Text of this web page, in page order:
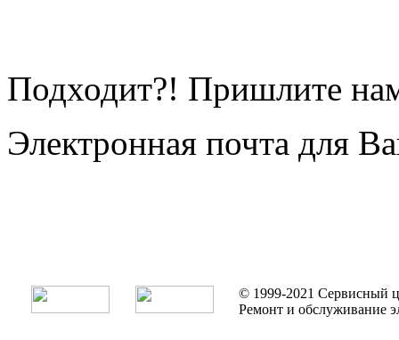
Подходит?! Пришлите
Электронная почта для
© 1999-2021 Сервисный
Ремонт и обслуживание